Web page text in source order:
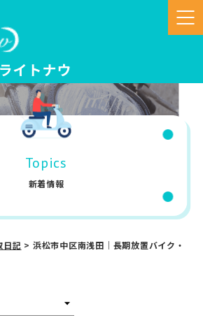
Topics
新着情報
日記 > 浜松市中区南浅田｜長期放置バイク・